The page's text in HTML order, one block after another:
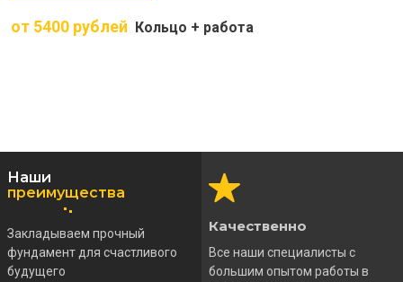
от 5400 рублей Кольцо + работа
Наши
преимущества
Закладываем прочный
фундамент для счастливого
будущего
Качественно
Все наши специалисты с
большим опытом работы в